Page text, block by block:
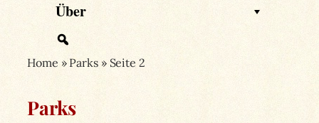
Über
Home » Parks» Seite 2
Parks